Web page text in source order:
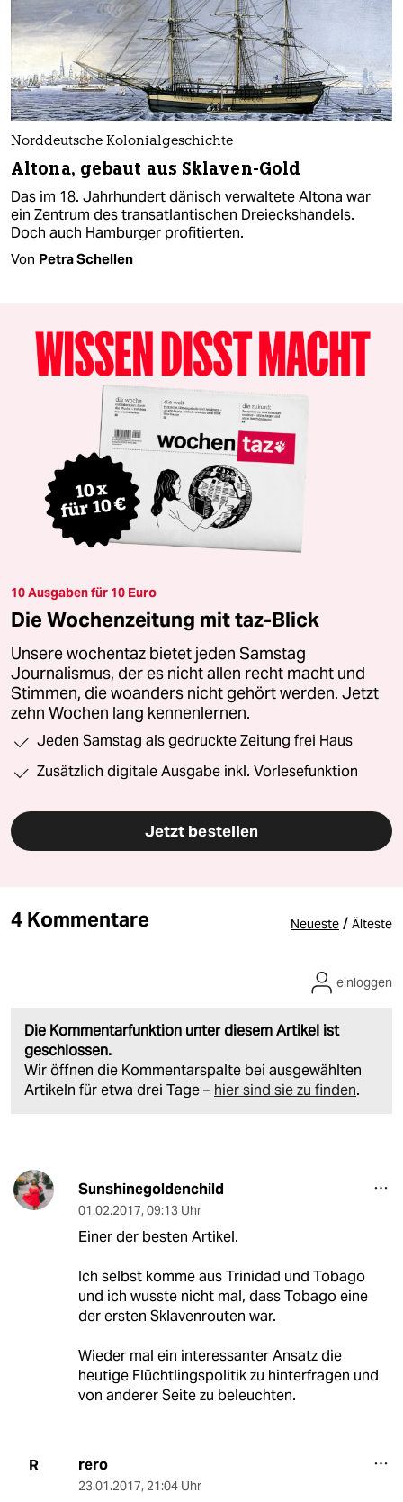
Norddeutsche Kolonialgeschichte
Altona, gebaut aus Sklaven-Gold
Das im 18. Jahrhundert dänisch verwaltete Altona war
ein Zentrum des transatlantischen Dreieckshandels.
Doch auch Hamburger profitierten.
Von Petra Schellen
10 Ausgaben für 10 Euro
Die Wochenzeitung mit taz-Blick
Unsere wochentaz bietet jeden Samstag
Journalismus, der es nicht allen recht macht und
Stimmen, die woanders nicht gehört werden. Jetzt
zehn Wochen lang kennenlernen.
Jeden Samstag als gedruckte Zeitung frei Haus
Zusätzlich digitale Ausgabe inkl. Vorlesefunktion
Jetzt bestellen
4 Kommentare Neueste / Älteste
Die Kommentarfunktion unter diesem Artikel ist
geschlossen.
Wir öffnen die Kommentarspalte bei ausgewählten
Artikeln für etwa drei Tage – hier sind sie zu finden.
einloggen
Sunshinegoldenchild
01.02.2017, 09:13 Uhr
Einer der besten Artikel.
Ich selbst komme aus Trinidad und Tobago
und ich wusste nicht mal, dass Tobago eine
der ersten Sklavenrouten war.
Wieder mal ein interessanter Ansatz die
heutige Flüchtlingspolitik zu hinterfragen und
von anderer Seite zu beleuchten.
R rero
23.01.2017, 21:04 Uhr